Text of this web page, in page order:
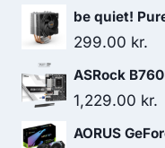
be quiet!
299.00 kr.
ASRock
1,229.00 kr.
AORUS